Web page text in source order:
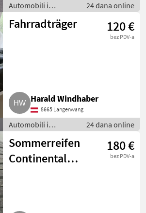
Automobili i
motocikli / Dijelovi
za automobile
24 dana online
Fahrradträger 120 €
bez PDV-a
Harald Windhaber
8665 Langenwang
Automobili i
motocikli / Dijelovi
za automobile
24 dana online
Sommerreifen
Continental
180 €
bez PDV-a